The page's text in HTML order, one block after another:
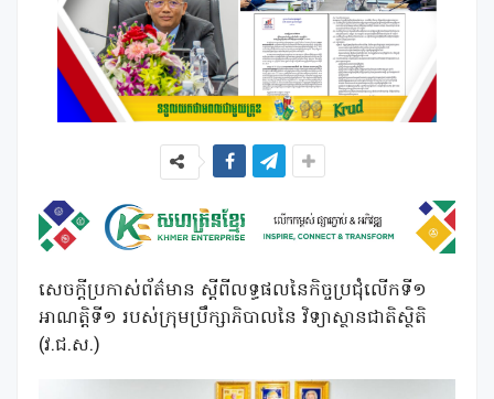
សេចក្តីប្រកាស់ព័ត៌មាន ស្តីពីលទ្ធផលនៃកិច្ចប្រជុំលើកទី១
អាណត្តិទី១ របស់ក្រុមប្រឹក្សាភិបាលនៃ វិទ្យាស្ថានជាតិស្ថិតិ
(វ.ជ.ស.)